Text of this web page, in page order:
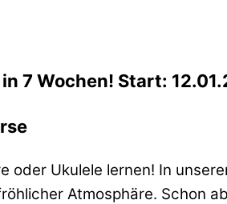
7 Wochen! Start:
oder Ukulele lernen! In
Atmosphäre. Schon